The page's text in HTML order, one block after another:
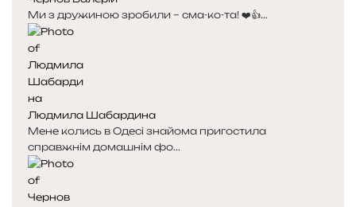
Ми з дружиною зробили – сма-ко-та! ❤️👍...
Людмила Шабардина
Мене колись в Одесі знайома пригостила
справжнім домашнім фо...